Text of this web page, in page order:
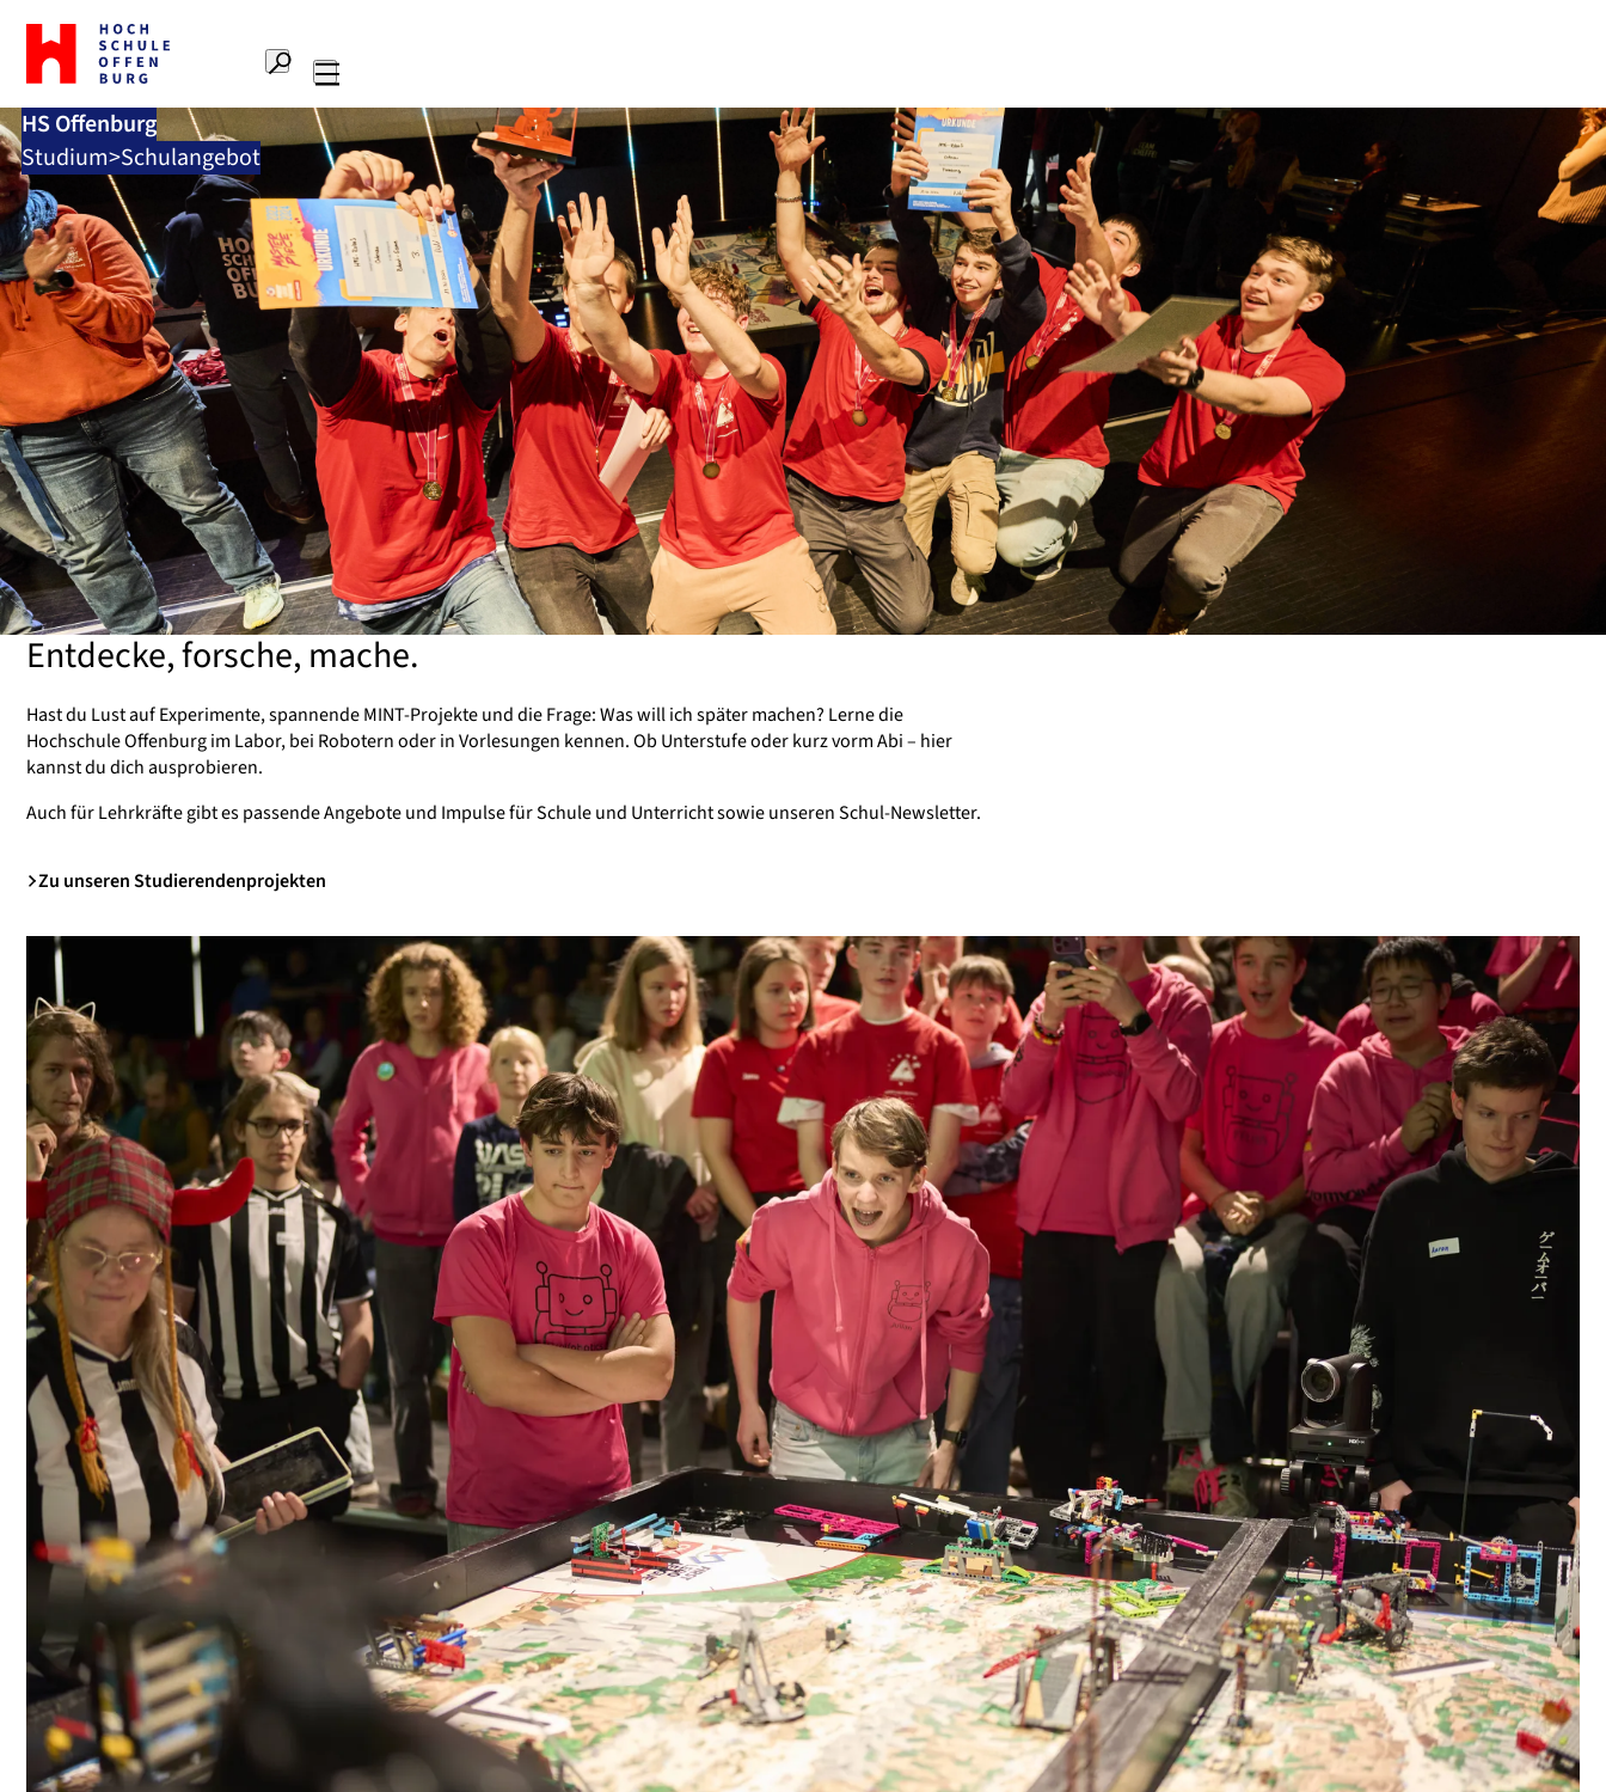
Zur
Startseite
Hochschule
Offenburg
Suche
Hauptnavigation
HS Offenburg
Studium Schulangebot
Entdecke, forsche, mache.
Hast du Lust auf Experimente, spannende MINT-Projekte und die Frage: Was will ich später machen? Lerne die
Hochschule Offenburg im Labor, bei Robotern oder in Vorlesungen kennen. Ob Unterstufe oder kurz vorm Abi – hier
kannst du dich ausprobieren.
Auch für Lehrkräfte gibt es passende Angebote und Impulse für Schule und Unterricht sowie unseren Schul-Newsletter.
Zu unseren Studierendenprojekten